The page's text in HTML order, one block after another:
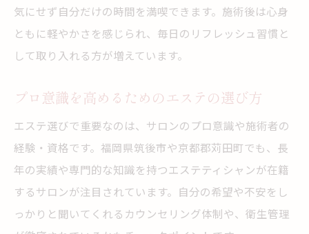
気にせず自分だけの時間を満喫できます。施術後は心身
ともに軽やかさを感じられ、毎日のリフレッシュ習慣と
して取り入れる方が増えています。
プロ意識を高めるためのエステの選び方
エステ選びで重要なのは、サロンのプロ意識や施術者の
経験・資格です。福岡県筑後市や京都郡苅田町でも、長
年の実績や専門的な知識を持つエステティシャンが在籍
するサロンが注目されています。自分の希望や不安をし
っかりと聞いてくれるカウンセリング体制や、衛生管理